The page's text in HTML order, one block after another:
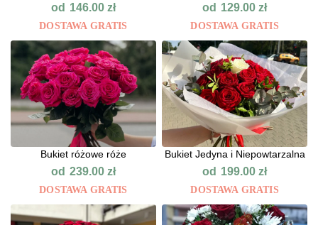
od 146.00 zł
DOSTAWA GRATIS
od 129.00zł
DOSTAWA GRATIS
Bukiet różowe róże
od 239.00 zł
DOSTAWA GRATIS
Bukiet Jedyna i Niepowtarzalna
od 199.00zł
DOSTAWA GRATIS